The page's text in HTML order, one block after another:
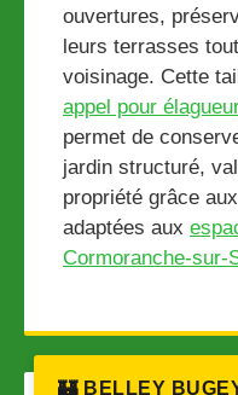
ouvertures,
leurs terrasses
voisinage. Cette
appel pour
permet de
jardin structuré,
propriété grâce
adaptées aux
Cormoranche-sur-
🏰 BELLEY